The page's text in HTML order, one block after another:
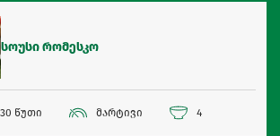
სოუსი რომესკო
30 წუთი მარტივი 4